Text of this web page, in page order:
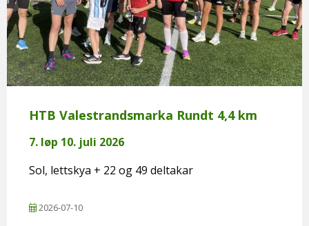
HTB Valestrandsmarka Rundt 4,4 km
7. løp 10. juli 2026
Sol, lettskya + 22 og 49 deltakar
2026-07-10